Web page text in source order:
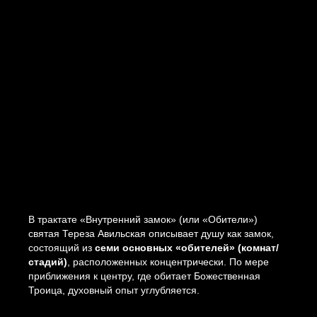
В трактате «Внутренний замок» (или «Обители»)
святая Тереза Авильская описывает душу как замок,
состоящий изсеми основных «обителей» (комнат/